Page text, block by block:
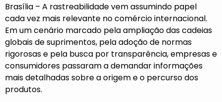
Brasília – A rastreabilidade vem assumindo papel
cada vez mais relevante no comércio internacional.
Em um cenário marcado pela ampliação das cadeias
globais de suprimentos, pela adoção de normas
rigorosas e pela busca por transparência, empresas e
consumidores passaram a demandar informações
mais detalhadas sobre a origem e o percurso dos
produtos.